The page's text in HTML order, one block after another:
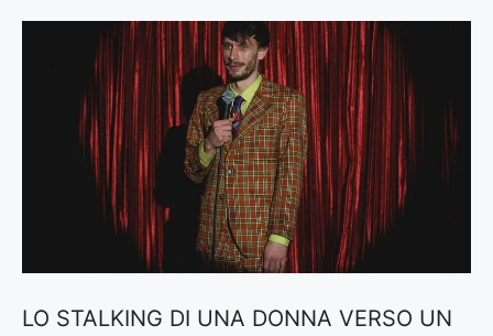
LO STALKING DI UNA DONNA VERSO UN